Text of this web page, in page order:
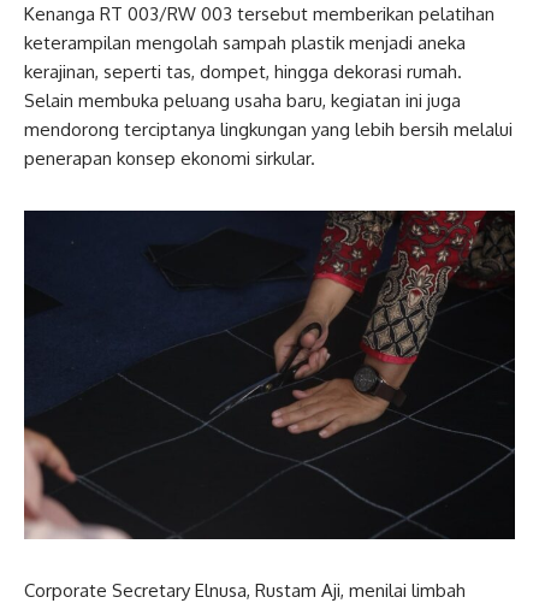
Kenanga RT 003/RW 003 tersebut memberikan pelatihan
keterampilan mengolah sampah plastik menjadi aneka
kerajinan, seperti tas, dompet, hingga dekorasi rumah.
Selain membuka peluang usaha baru, kegiatan ini juga
mendorong terciptanya lingkungan yang lebih bersih melalui
penerapan konsep ekonomi sirkular.
Corporate Secretary Elnusa, Rustam Aji, menilai limbah